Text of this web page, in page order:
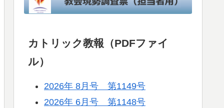
カトリック教報（PDFファイ
ル）
2026年 8月号 第1149号
2026年 6月号 第1148号